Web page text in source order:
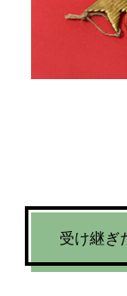
受け継ぎ